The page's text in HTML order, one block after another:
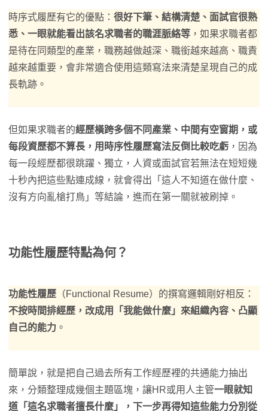
時序式履歷有它的優點： 很好下筆、結構清楚、面試官很熟
悉、一眼就能看出該名求職者的職涯脈絡等 ，如果求職者都
是待在同類型的產業，職務越做越深、職銜越來越高、職責
越來越重要，會非常適合使用這類寫法來清楚呈現自己的成
長軌跡。
但如果求職者的經歷橫跨多個不同產業、中間有空窗期，或
每段資歷都不算長，用時序性履歷寫法反倒比較吃虧 ，因為
每一段經歷都很跳躍、獨立，人資或面試官若無法在短短幾
十秒內把這些點連成線，就會得出「這人不知道在做什麼、
沒有方向亂槍打鳥」等結論，進而在第一關就被刷掉。
功能性履歷特點為何？
功能性履歷 （Functional Resume）的撰寫邏輯剛好相反：
不按時間排經歷，改成用「我能做什麼」來組織內容、凸顯
自己的能力 。
簡單說，就是把自己過去所有工作經歷裡的共通能力抽出
來，分類整理成幾個主題區塊，讓HR或用人主管一眼就知
道「這名求職者擅長什麼」，下一步再得知這些能力分別從